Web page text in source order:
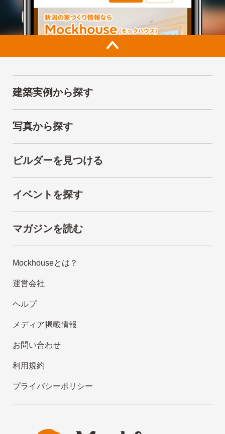
建築実例から探す
写真から探す
ビルダーを見つける
イベントを探す
マガジンを読む
Mockhouseとは？
運営会社
ヘルプ
メディア掲載情報
お問い合わせ
利用規約
プライバシーポリシー